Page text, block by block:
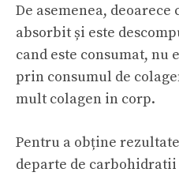
De asemenea,
absorbit și este
cand este consumat, nu
prin consumul de
mult colagen in corp.
Pentru a obține
departe de